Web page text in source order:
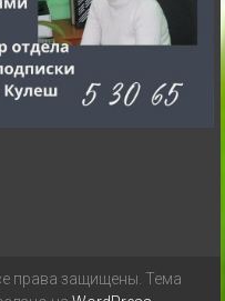
права защищены. Тема